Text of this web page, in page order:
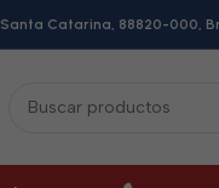
Catarina, 88820-000,